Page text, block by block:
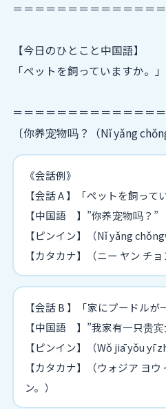
＝＝＝＝＝＝＝＝＝＝＝＝＝
【今日のひとこと中国語】
「ペットを飼っていますか。」
＝＝＝＝＝＝＝＝＝＝＝＝＝
〔你养宠物吗？（Nǐ yǎng
《会話例》
【会話 A 】「ペットを飼って
【中国語 】”你养宠物吗？”
【ピンイン】（Nǐ yǎng
【カタカナ】（ニー ヤン チョ
【会話 B 】「家にプードルが
【中国語 】”我家有一只贵宾
【ピンイン】（Wǒ jiā yǒu yī
【カタカナ】（ウォジア ヨ
ン。）